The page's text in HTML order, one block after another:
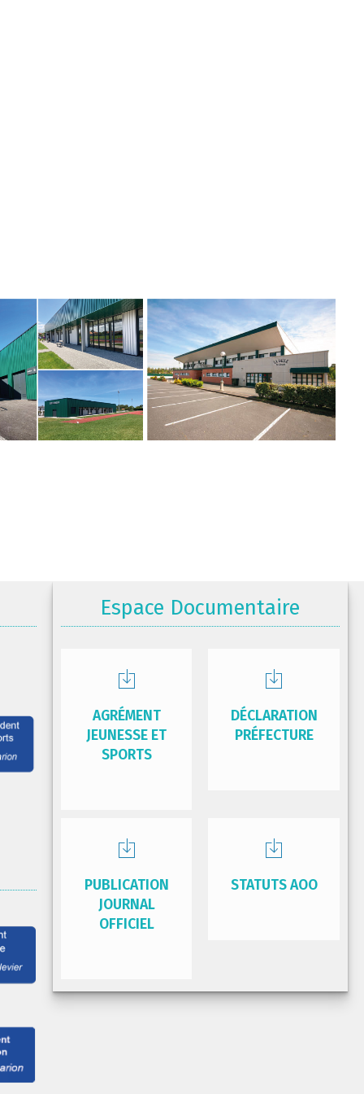
Espace Documentaire
AGRÉMENT
JEUNESSE ET
SPORTS
DÉCLARATION
PRÉFECTURE
PUBLICATION
JOURNAL
OFFICIEL
STATUTS AOO